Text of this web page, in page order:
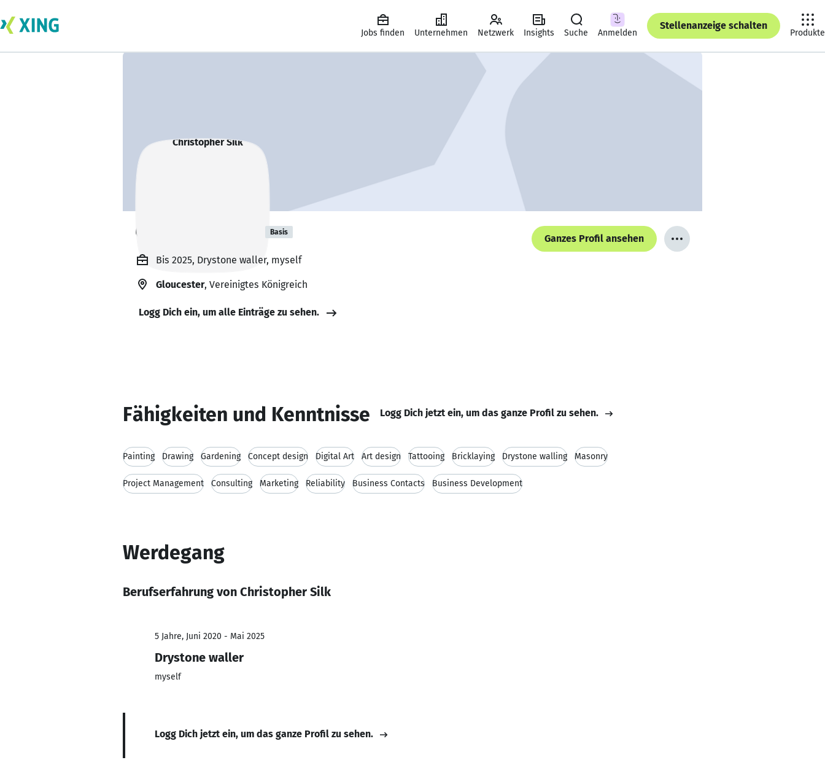
Jobs finden Unternehmen Netzwerk Insights Suche Anmelden
Stellenanzeige schalten
Produkte
Christopher Silk Basis
Ganzes Profil ansehen
Bis 2025, Drystone waller, myself
Gloucester, Vereinigtes Königreich
Logg Dich ein, um alle Einträge zu sehen.
Fähigkeiten und Kenntnisse Logg Dich jetzt ein, um das ganze Profil zu sehen.
Painting Drawing Gardening Concept design Digital Art Art design Tattooing Bricklaying Drystone walling Masonry
Project Management Consulting Marketing Reliability Business Contacts Business Development
Werdegang
Berufserfahrung von Christopher Silk
5 Jahre, Juni 2020 - Mai 2025
Drystone waller
myself
Logg Dich jetzt ein, um das ganze Profil zu sehen.